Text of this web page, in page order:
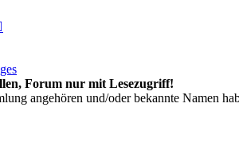
Forum nur mit Lesezugriff!
angehören und/oder bekannte Namen